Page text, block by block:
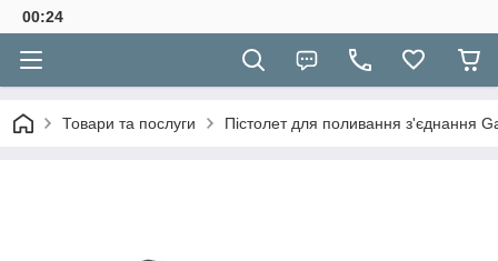
00:24
Товари та послуги Пістолет для поливання з'єднання